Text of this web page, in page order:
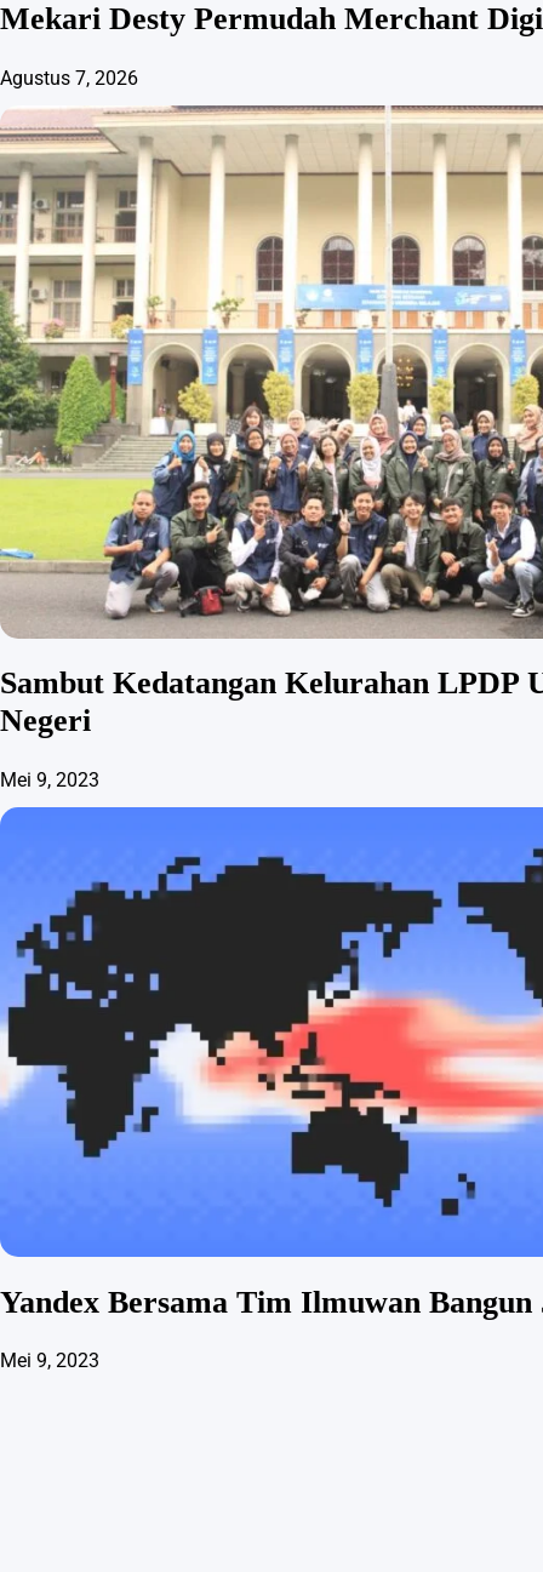
Mekari Desty Permudah Merchant
Agustus 7, 2026
Sambut Kedatangan Kelurahan LPDP
Negeri
Mei 9, 2023
Yandex Bersama Tim Ilmuwan
Mei 9, 2023